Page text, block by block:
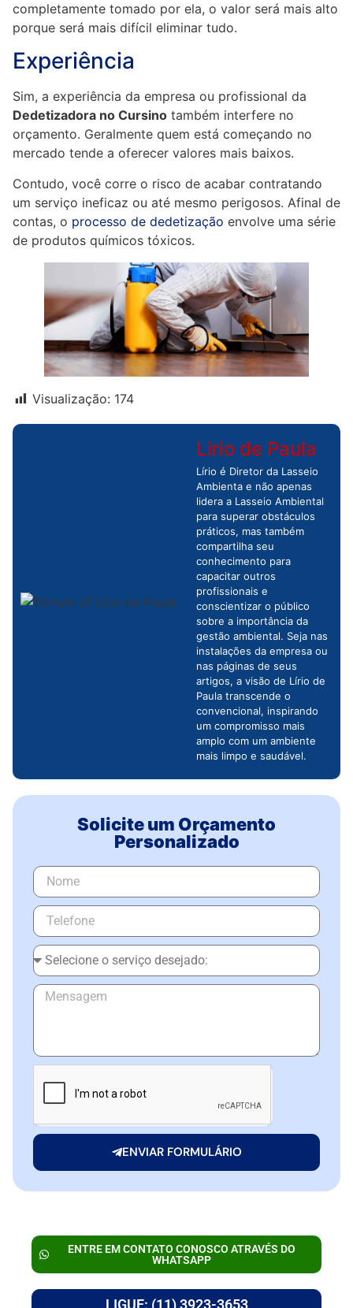
completamente tomado por ela, o valor será mais alto
porque será mais difícil eliminar tudo.
Experiência
Sim, a experiência da empresa ou profissional da
Dedetizadora no Cursino também interfere no
orçamento. Geralmente quem está começando no
mercado tende a oferecer valores mais baixos.
Contudo, você corre o risco de acabar contratando
um serviço ineficaz ou até mesmo perigosos. Afinal de
contas, o processo de dedetização envolve uma série
de produtos químicos tóxicos.
Visualização: 174
Lirio de Paula
Lírio é Diretor da Lasseio
Ambienta e não apenas
lidera a Lasseio Ambiental
para superar obstáculos
práticos, mas também
compartilha seu
conhecimento para
capacitar outros
profissionais e
conscientizar o público
sobre a importância da
gestão ambiental. Seja nas
instalações da empresa ou
nas páginas de seus
artigos, a visão de Lírio de
Paula transcende o
convencional, inspirando
um compromisso mais
amplo com um ambiente
mais limpo e saudável.
Solicite um Orçamento
Personalizado
ENVIAR FORMULÁRIO
ENTRE EM CONTATO CONOSCO ATRAVÉS DO
WHATSAPP